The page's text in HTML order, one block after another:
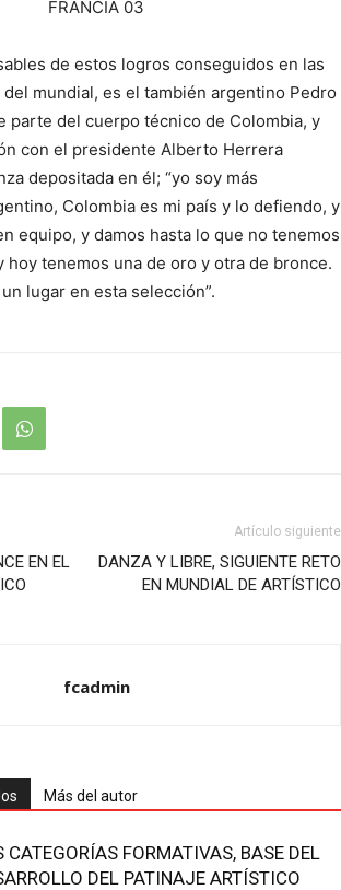
de estos logros conseguidos en las
mundial, es el también argentino Pedro
parte del cuerpo técnico de Colombia, y
con el presidente Alberto Herrera
depositada en él; “yo soy más
Colombia es mi país y lo defiendo, y
equipo, y damos hasta lo que no tenemos
hoy tenemos una de oro y otra de bronce.
lugar en esta selección”.
EN EL
Artículo siguiente
DANZA Y LIBRE, SIGUIENTE RETO
EN MUNDIAL DE ARTÍSTICO
fcadmin
Más del autor
CATEGORÍAS FORMATIVAS, BASE DEL
DEL PATINAJE ARTÍSTICO